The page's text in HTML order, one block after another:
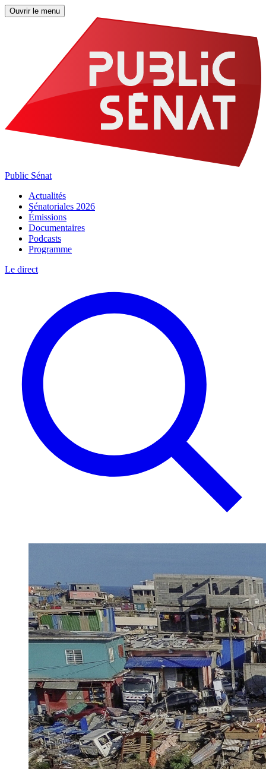
Ouvrir le menu
Public Sénat
Actualités
Sénatoriales 2026
Émissions
Documentaires
Podcasts
Programme
Le direct